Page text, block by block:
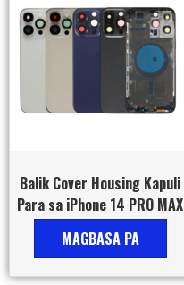
Balik Cover Housing Kapuli
Para sa iPhone 14 PRO MAX
MAGBASA PA